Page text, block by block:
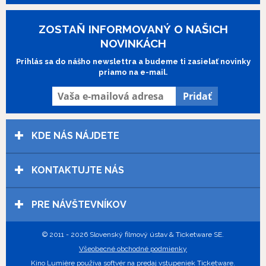
výročné ocenenia jej nová snímka z
Dog/Sila psa. {Cannes 1993: Zlatá palma,
Najlepší ženský herecký výkon – Holly
{Oscar 1994: Najlepší scenár, herečka,
herečka vo vedľajšej úlohe}
ZOSTAŇ INFORMOVANÝ O NAŠICH
NOVINKÁCH
Prihlás sa do nášho newslettra a budeme ti zasielať novinky
priamo na e-mail.
KDE NÁS NÁJDETE
KONTAKTUJTE NÁS
PRE NÁVŠTEVNÍKOV
© 2011 - 2026 Slovenský filmový ústav & Ticketware SE.
Všeobecné obchodné podmienky
Kino Lumière používa softvér na predaj vstupeniek Ticketware.